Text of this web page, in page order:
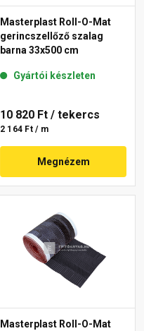
Masterplast Roll-O-Mat
gerincszellőző szalag
barna 33x500 cm
Gyártói készleten
10 820 Ft / tekercs
2 164 Ft / m
Megnézem
Masterplast Roll-O-Mat